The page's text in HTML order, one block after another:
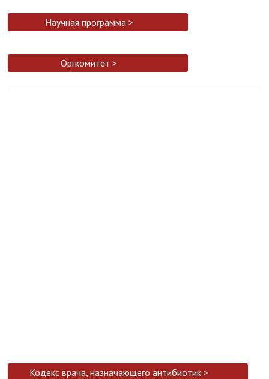
Научная программа >
Оргкомитет >
Кодекс врача, назначающего антибиотик >